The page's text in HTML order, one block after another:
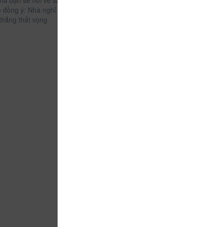
ý: Nhà nghỉ gia đình Đà Lạt thật đặc
thất vọng